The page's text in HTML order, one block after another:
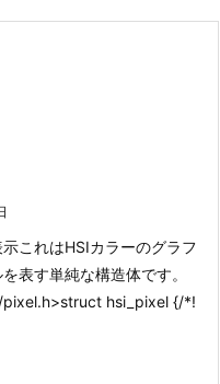
示これはHSIカラーのグラフ
表す単純な構造体です。
struct hsi_pixel {/*!